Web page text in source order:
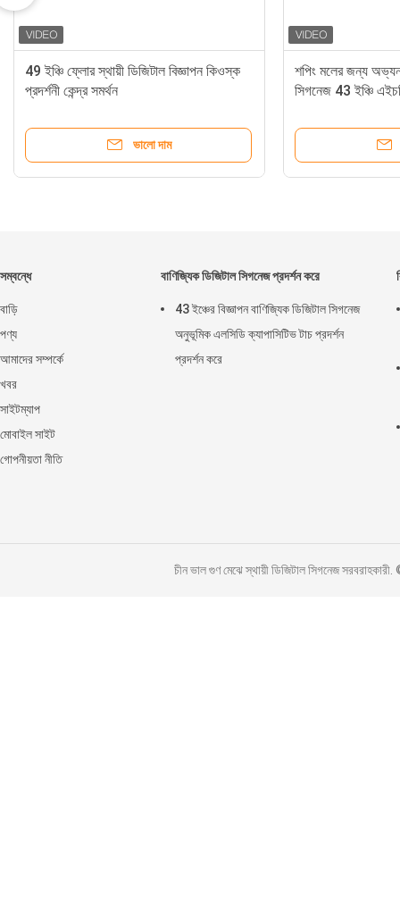
49 ইঞ্চি ফ্লোর স্থায়ী ডিজিটাল বিজ্ঞাপন কিওস্ক
প্রদর্শনী কেন্দ্র সমর্থন
ভালো দাম
শপিং মলের জন্য
সিগনেজ 43 ইঞ্চি
সম্বন্ধে
বাড়ি
পণ্য
আমাদের সম্পর্কে
খবর
সাইটম্যাপ
মোবাইল সাইট
গোপনীয়তা নীতি
বাণিজ্যিক ডিজিটাল সিগনেজ প্রদর্শন করে
43 ইঞ্চের বিজ্ঞাপন বাণিজ্যিক ডিজিটাল সিগনেজ
অনুভূমিক এলসিডি ক্যাপাসিটিভ টাচ প্রদর্শন
প্রদর্শন করে
চীন ভাল গুণ মেঝে স্থায়ী ডিজিটাল সিগনেজ